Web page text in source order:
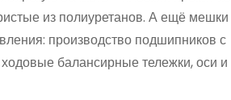
из полиуретанов. А ещё мешки
производство подшипников с
балансирные тележки, оси и